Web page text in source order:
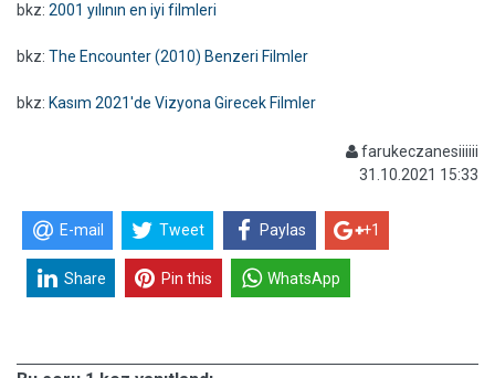
bkz: 2001 yılının en iyi filmleri
bkz: The Encounter (2010) Benzeri Filmler
bkz: Kasım 2021'de Vizyona Girecek Filmler
farukeczanesiiiiii
31.10.2021 15:33
E-mail Tweet Paylas +1
Share Pin this WhatsApp